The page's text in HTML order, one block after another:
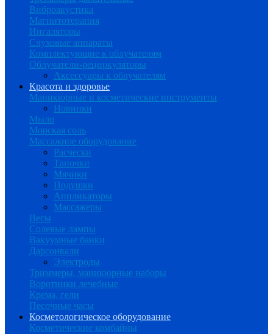
Виброакустика
Магнитотерапия
Ингаляторы
Слуховые аппараты
Комплектующие к облучателям
Облучатели-рециркуляторы
Аксессуары к облучателям
Красота и здоровье
Маникюрные и косметические инструменты
Новинки
Мыло
Морская соль
Массажное оборудование
Расчески
Тапочки
Мячики
Подушки
Аппликаторы
Массажеры
Весы
Солевые лампы
Вакуумные банки
Дарсонвали
Электроды
Триммеры, маникюрные наборы
Воротники лечебные
Крема, гели
Песочные часы
Косметологическое оборудование
Косметические комбайны